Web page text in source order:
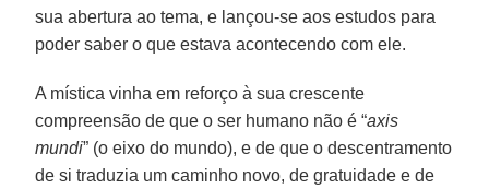
sua abertura ao tema, e lançou-se aos estudos para
poder saber o que estava acontecendo com ele.
A mística vinha em reforço à sua crescente
compreensão de que o ser humano não é “axis
mundi” (o eixo do mundo), e de que o descentramento
de si traduzia um caminho novo, de gratuidade e de